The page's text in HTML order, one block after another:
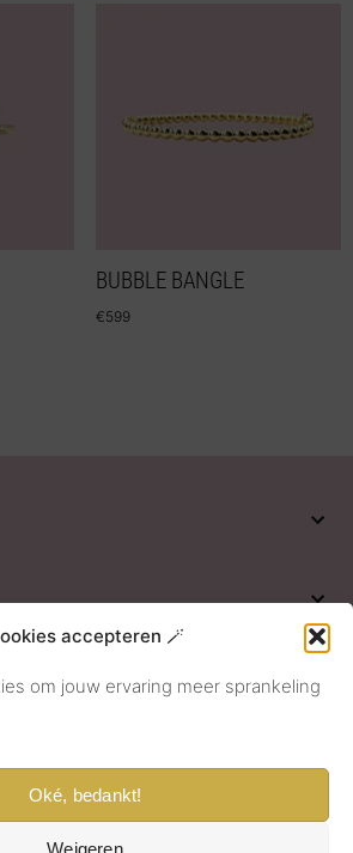
accepteren 🪄
om jouw ervaring meer sprankeling
Oké, bedankt!
Weigeren
BUBBLE BANGLE
€599